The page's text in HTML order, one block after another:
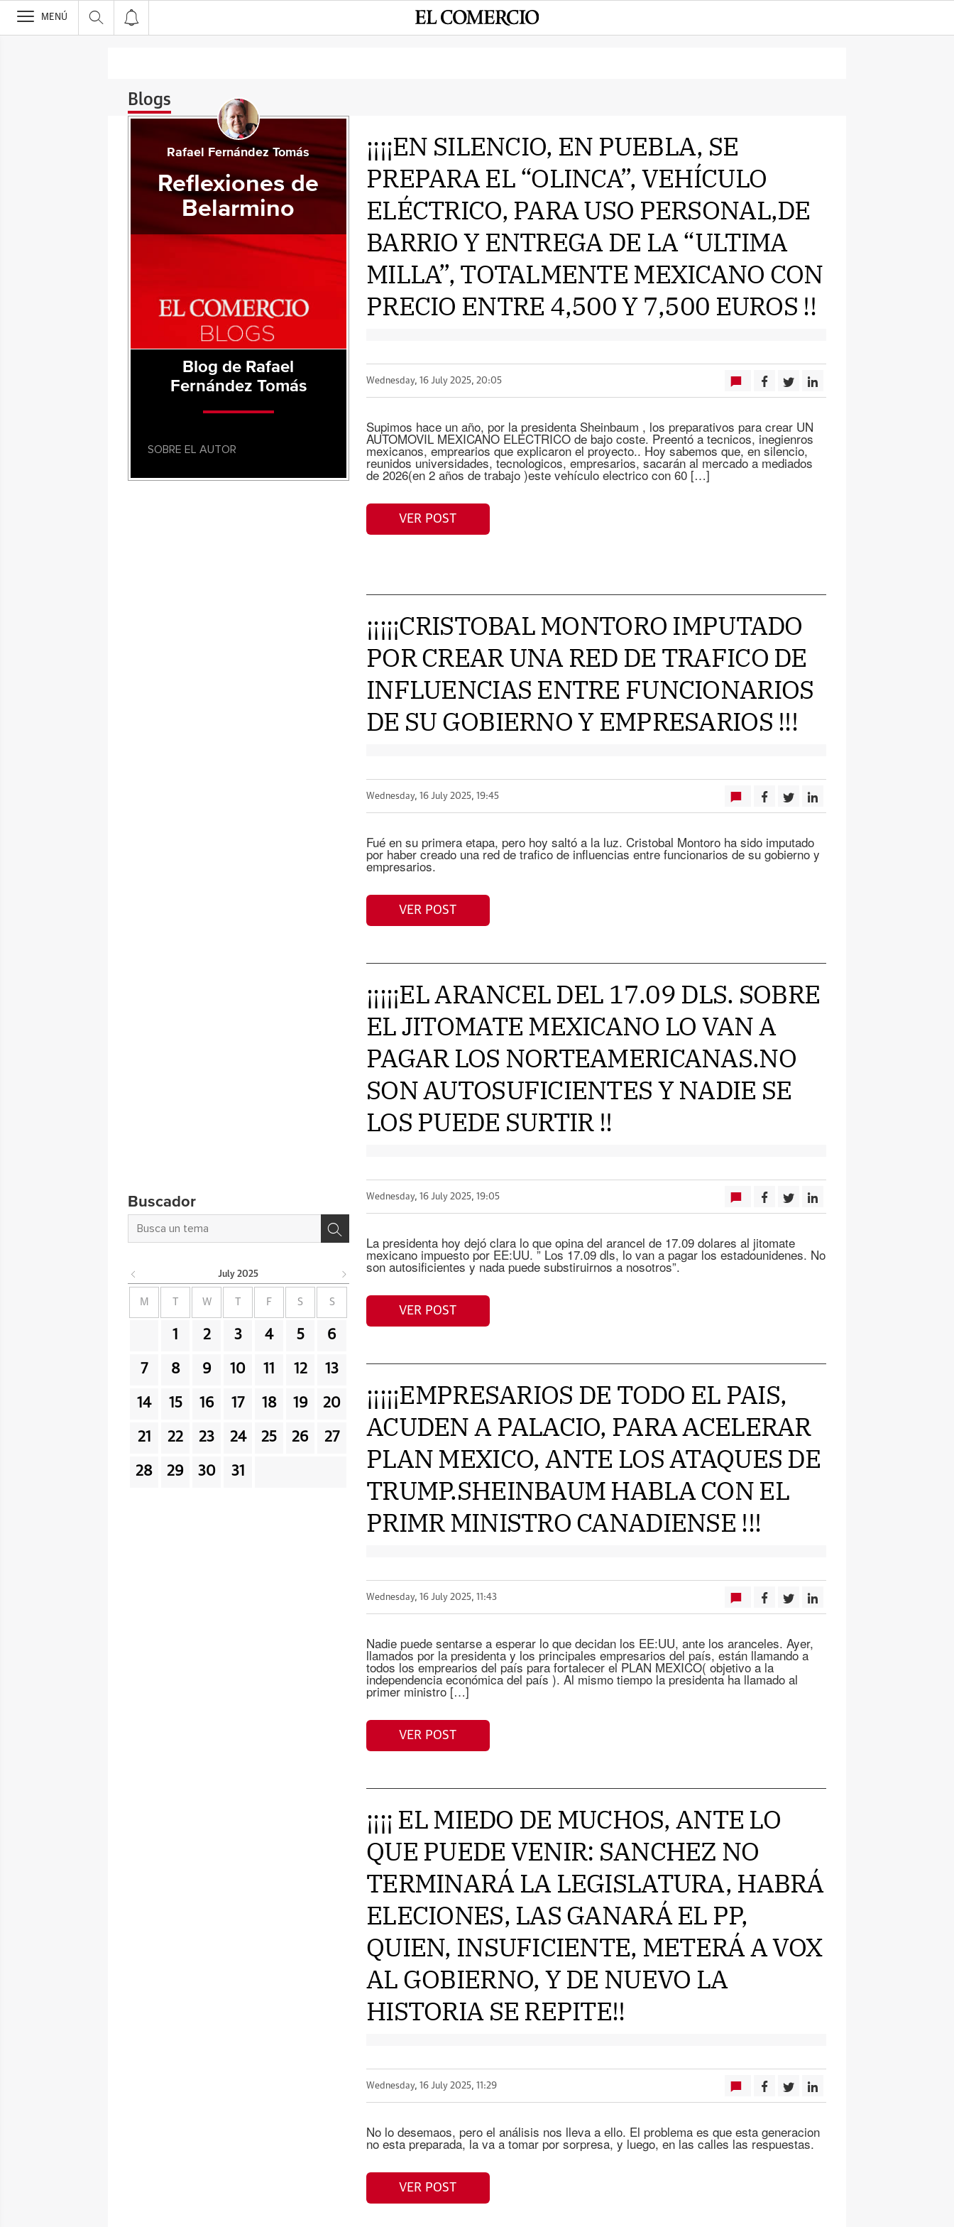
>
MENÚ
Blogs
¡¡¡¡EN SILENCIO, EN PUEBLA, SE
PREPARA EL “OLINCA”, VEHÍCULO
ELÉCTRICO, PARA USO PERSONAL,DE
BARRIO Y ENTREGA DE LA “ULTIMA
MILLA”, TOTALMENTE MEXICANO CON
PRECIO ENTRE 4,500 Y 7,500 EUROS !!
Wednesday, 16 July 2025, 20:05
Supimos hace un año, por la presidenta Sheinbaum , los preparativos para crear UN
AUTOMOVIL MEXICANO ELECTRICO de bajo coste. Preentó a tecnicos, inegienros
mexicanos, emprearios que explicaron el proyecto.. Hoy sabemos que, en silencio,
reunidos universidades, tecnologicos, empresarios, sacarán al mercado a mediados
de 2026(en 2 años de trabajo )este vehículo electrico con 60 […]
VER POST
¡¡¡¡¡CRISTOBAL MONTORO IMPUTADO
POR CREAR UNA RED DE TRAFICO DE
INFLUENCIAS ENTRE FUNCIONARIOS
DE SU GOBIERNO Y EMPRESARIOS !!!
Wednesday, 16 July 2025, 19:45
Fué en su primera etapa, pero hoy saltó a la luz. Cristobal Montoro ha sido imputado
por haber creado una red de trafico de influencias entre funcionarios de su gobierno y
empresarios.
VER POST
¡¡¡¡¡EL ARANCEL DEL 17.09 DLS. SOBRE
EL JITOMATE MEXICANO LO VAN A
PAGAR LOS NORTEAMERICANAS.NO
SON AUTOSUFICIENTES Y NADIE SE
LOS PUEDE SURTIR !!
Wednesday, 16 July 2025, 19:05
La presidenta hoy dejó clara lo que opina del arancel de 17.09 dolares al jitomate
mexicano impuesto por EE:UU. ” Los 17.09 dls, lo van a pagar los estadounidenes. No
son autosificientes y nada puede substiruirnos a nosotros”.
VER POST
¡¡¡¡¡EMPRESARIOS DE TODO EL PAIS,
ACUDEN A PALACIO, PARA ACELERAR
PLAN MEXICO, ANTE LOS ATAQUES DE
TRUMP.SHEINBAUM HABLA CON EL
PRIMR MINISTRO CANADIENSE !!!
Wednesday, 16 July 2025, 11:43
Nadie puede sentarse a esperar lo que decidan los EE:UU, ante los aranceles. Ayer,
llamados por la presidenta y los principales empresarios del país, están llamando a
todos los emprearios del país para fortalecer el PLAN MEXICO( objetivo a la
independencia económica del país ). Al mismo tiempo la presidenta ha llamado al
primer ministro […]
VER POST
¡¡¡¡ EL MIEDO DE MUCHOS, ANTE LO
QUE PUEDE VENIR: SANCHEZ NO
TERMINARÁ LA LEGISLATURA, HABRÁ
ELECIONES, LAS GANARÁ EL PP,
QUIEN, INSUFICIENTE, METERÁ A VOX
AL GOBIERNO, Y DE NUEVO LA
HISTORIA SE REPITE!!
Wednesday, 16 July 2025, 11:29
No lo desemaos, pero el análisis nos lleva a ello. El problema es que esta generacion
no esta preparada, la va a tomar por sorpresa, y luego, en las calles las respuestas.
VER POST
Rafael Fernández Tomás
Reflexiones de
Belarmino
Blog de Rafael
Fernández Tomás
SOBRE EL AUTOR
Buscador
July 2025
M W F S S
1 2 3 4 5 6
7 8 9 10 11 12 13
14 15 16 17 18 19 20
21 22 23 24 25 26 27
28 29 30 31